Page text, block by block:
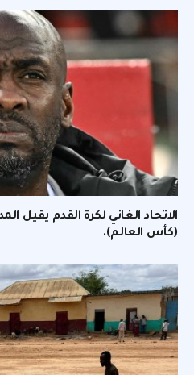
(كأس العالم).